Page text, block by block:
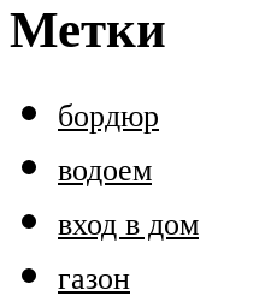
Метки
бордюр
водоем
вход в дом
газон